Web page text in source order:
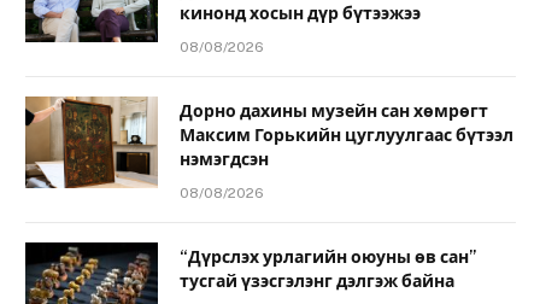
кинонд хосын дүр бүтээжээ
08/08/2026
Дорно дахины музейн сан хөмрөгт
Максим Горькийн цуглуулгаас бүтээл
нэмэгдсэн
08/08/2026
“Дүрслэх урлагийн оюуны өв сан”
тусгай үзэсгэлэнг дэлгэж байна